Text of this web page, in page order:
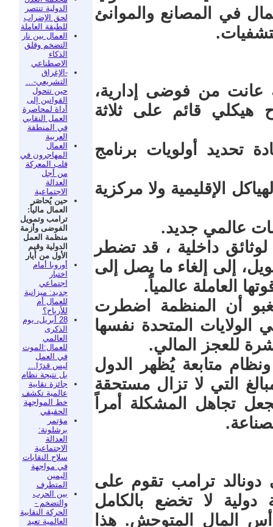
الدولية تنتصر
لحق الإضراب
للطبقة العاملة
العمال بين نار
التضخم وقلق
الذكاء
الاصطناعي
-الإغراق
التشريعي-…
حين تتحول
القوانين إلى
أداة لمحاصرة
العمل النقابي
في المنطقة
العربية
العمال
المهاجرون في
قلب المعركة
من أجل
العدالة
الاجتماعية
حين يُحاصَر
العمال مالياً:
ترامب وتمويل
الفوضى وأزمة
منظمة العمل
الدولية وقيم
الأول من أيار
أوروبا أمام
اختبار
اجتماعي
جديد: ميزانية
للعمال أم
للأرباح؟
28 أبريل، يوم
الذكرى
العالمي
للعمال:الموت
في العمل
ليس قدرًا…
بل نتيجة نظام
جائزة نقابية
عالمية تكشف
خط المواجهة
الحقيقي
مؤتمر
برشلونة:
العدالة
الاجتماعية
سلاح النقابات
في مواجهة
اليمين
المتطرف
بين الحرب
والتضخم -
الحركة النقابية
العالمية تعيد
في المصانع والموانئ
عانت من فوضى إدارية،
هيكلي قائم على ثلاثة
تحديد أولويات برنامج
الإقليمية ولا مركزية
عالمي جديد.
داخلية ، قد تضطر
إلى إلغاء ما يصل إلى
أن المنظمة اضطرت
50 مشروعًا في الولايات المتحدة نفسها
متابعة يُظهر الدول
التي لا تزال مستحقة
تجاهل المشكلة أمراً
دونالد ترامب تقوم على
لا تخضع بالكامل
المال المتوحش. هذا